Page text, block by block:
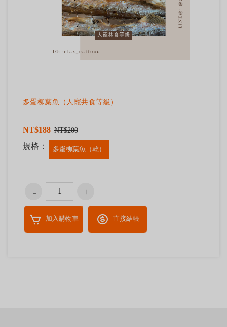
多蛋柳葉魚（人寵共食等級）
NT$188 NT$200
規格： 多蛋柳葉魚（乾）
加入購物車 直接結帳